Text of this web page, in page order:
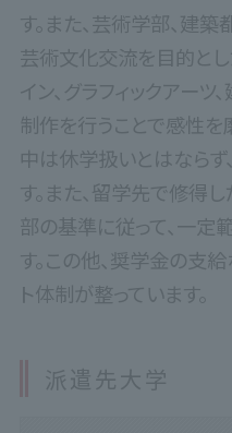
す。また、芸術学部、建
芸術文化交流を目的と
イン、グラフィックアー
制作を行うことで感性を
中は休学扱いとはなら
す。また、留学先で修得
部の基準に従って、一定
す。この他、奨学金の支
ト体制が整っています。
派遣先大学